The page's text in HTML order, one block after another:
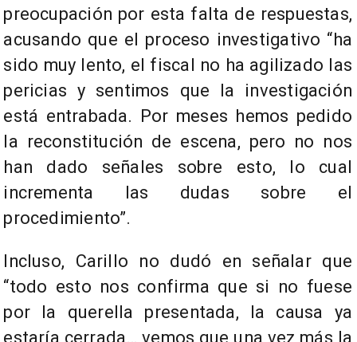
preocupación por esta falta de respuestas,
acusando que el proceso investigativo “ha
sido muy lento, el fiscal no ha agilizado las
pericias y sentimos que la investigación
está entrabada. Por meses hemos pedido
la reconstitución de escena, pero no nos
han dado señales sobre esto, lo cual
incrementa las dudas sobre el
procedimiento”.
Incluso, Carillo no dudó en señalar que
“todo esto nos confirma que si no fuese
por la querella presentada, la causa ya
estaría cerrada… vemos que una vez más la